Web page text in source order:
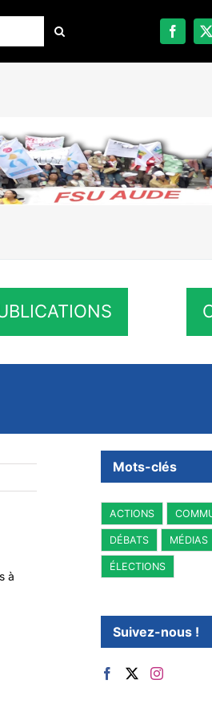
à
Mots-clés
ACTIONS
DÉBATS MÉDIAS
ÉLECTIONS
Suivez-nous !